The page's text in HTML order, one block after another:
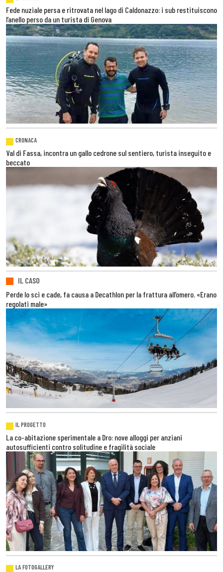
Fede nuziale persa e ritrovata nel lago di Caldonazzo: i sub restituiscono
l’anello perso da un turista di Genova
CRONACA
Val di Fassa, incontra un gallo cedrone sul sentiero, turista inseguito e
beccato
IL CASO
Perde lo sci e cade, fa causa a Decathlon per la frattura all’omero. «Erano
regolati male»
IL PROGETTO
La co-abitazione sperimentale a Dro: nove alloggi per anziani
autosufficienti contro solitudine e fragilità sociale
LA FOTOGALLERY